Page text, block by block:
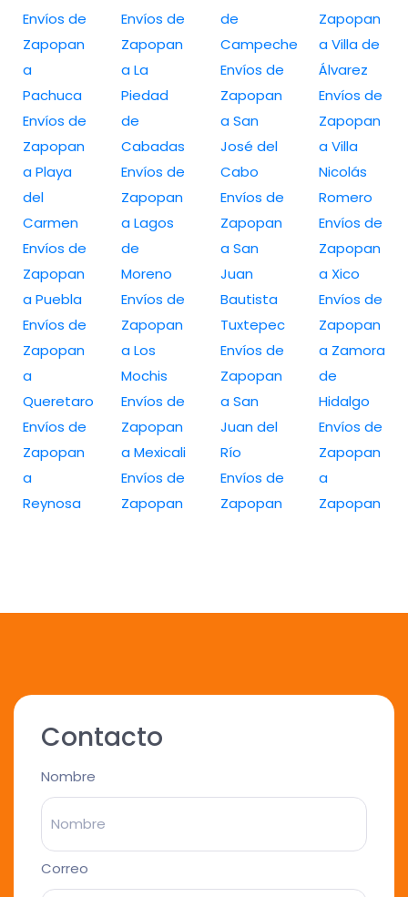
Envíos de
Zapopan
a
Pachuca
Envíos de
Zapopan
a Playa
del
Carmen
Envíos de
Zapopan
a Puebla
Envíos de
Zapopan
a
Queretaro
Envíos de
Zapopan
a
Reynosa
Envíos de
Zapopan
a La
Piedad
de
Cabadas
Envíos de
Zapopan
a Lagos
de
Moreno
Envíos de
Zapopan
a Los
Mochis
Envíos de
Zapopan
a Mexicali
Envíos de
Zapopan
de
Campeche
Envíos de
Zapopan
a San
José del
Cabo
Envíos de
Zapopan
a San
Juan
Bautista
Tuxtepec
Envíos de
Zapopan
a San
Juan del
Río
Envíos de
Zapopan
Zapopan
a Villa de
Álvarez
Envíos de
Zapopan
a Villa
Nicolás
Romero
Envíos de
Zapopan
a Xico
Envíos de
Zapopan
a Zamora
de
Hidalgo
Envíos de
Zapopan
a
Zapopan
Contacto
Nombre
Correo